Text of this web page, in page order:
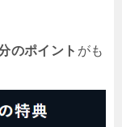
のポイント がも